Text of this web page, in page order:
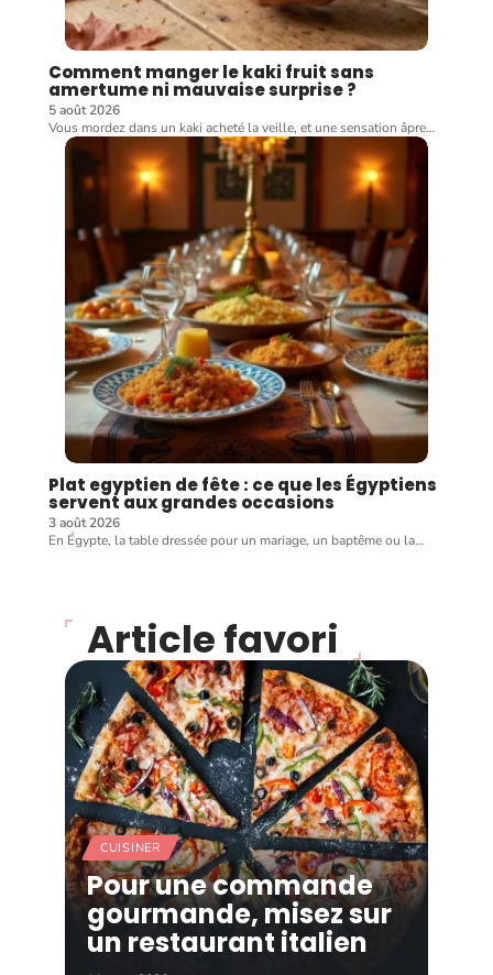
Comment manger le kaki fruit sans
amertume ni mauvaise surprise ?
5 août 2026
Vous mordez dans un kaki acheté la veille, et une sensation âpre…
Plat egyptien de fête : ce que les Égyptiens
servent aux grandes occasions
3 août 2026
En Égypte, la table dressée pour un mariage, un baptême ou la…
Article favori
CUISINER
Pour une commande
gourmande, misez sur
un restaurant italien